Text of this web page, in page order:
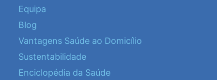
Equipa
Blog
Vantagens Saúde ao Domicílio
Sustentabilidade
Enciclopédia da Saúde